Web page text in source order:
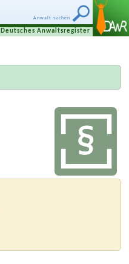
Anwalt suchen
Deutsches Anwaltsregister